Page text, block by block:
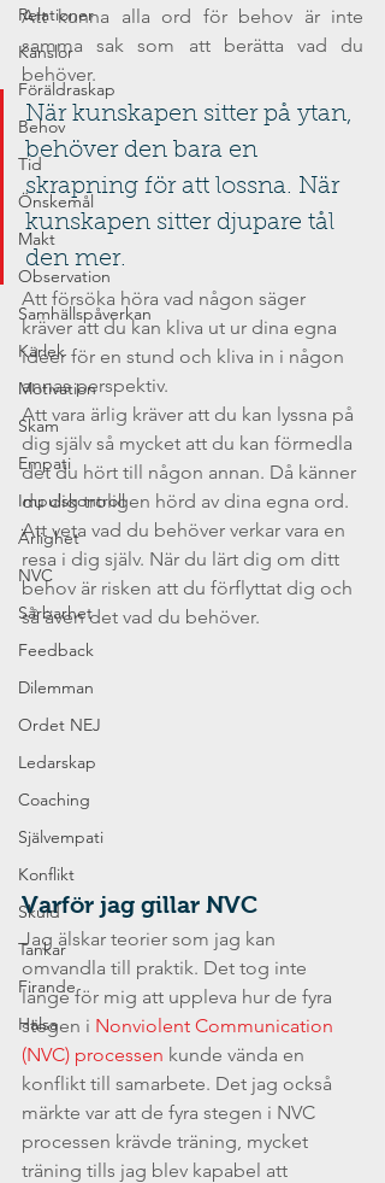
Relationer
Känslor
Föräldraskap
Behov
Tid
Önskemål
Makt
Observation
Samhällspåverkan
Kärlek
Motivation
Skam
Empati
Impulskontroll
Ärlighet
NVC
Sårbarhet
Feedback
Dilemman
Ordet NEJ
Ledarskap
Coaching
Självempati
Konflikt
Skuld
Tankar
Firande
Hälsa
Att kunna alla ord för behov är inte
samma sak som att berätta vad du
behöver.
När kunskapen sitter på ytan,
behöver den bara en
skrapning för att lossna. När
kunskapen sitter djupare tål
den mer.
Att försöka höra vad någon säger
kräver att du kan kliva ut ur dina egna
idéer för en stund och kliva in i någon
annas perspektiv.
Att vara ärlig kräver att du kan lyssna på
dig själv så mycket att du kan förmedla
det du hört till någon annan. Då känner
du dig troligen hörd av dina egna ord.
Att veta vad du behöver verkar vara en
resa i dig själv. När du lärt dig om ditt
behov är risken att du förflyttat dig och
så även det vad du behöver.
Varför jag gillar NVC
Jag älskar teorier som jag kan
omvandla till praktik. Det tog inte
länge för mig att uppleva hur de fyra
stegen i Nonviolent Communication
(NVC) processen kunde vända en
konflikt till samarbete. Det jag också
märkte var att de fyra stegen i NVC
processen krävde träning, mycket
träning tills jag blev kapabel att